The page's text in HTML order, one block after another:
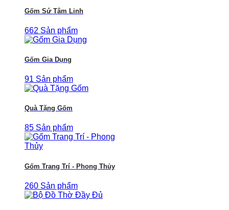
Gốm Sứ Tâm Linh
662 Sản phẩm
Gốm Gia Dụng
91 Sản phẩm
Quà Tặng Gốm
85 Sản phẩm
Gốm Trang Trí - Phong Thủy
260 Sản phẩm